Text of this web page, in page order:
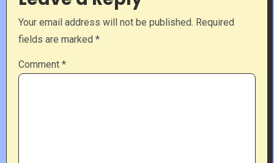
Your email address will not be published. Required
fields are marked *
Comment *